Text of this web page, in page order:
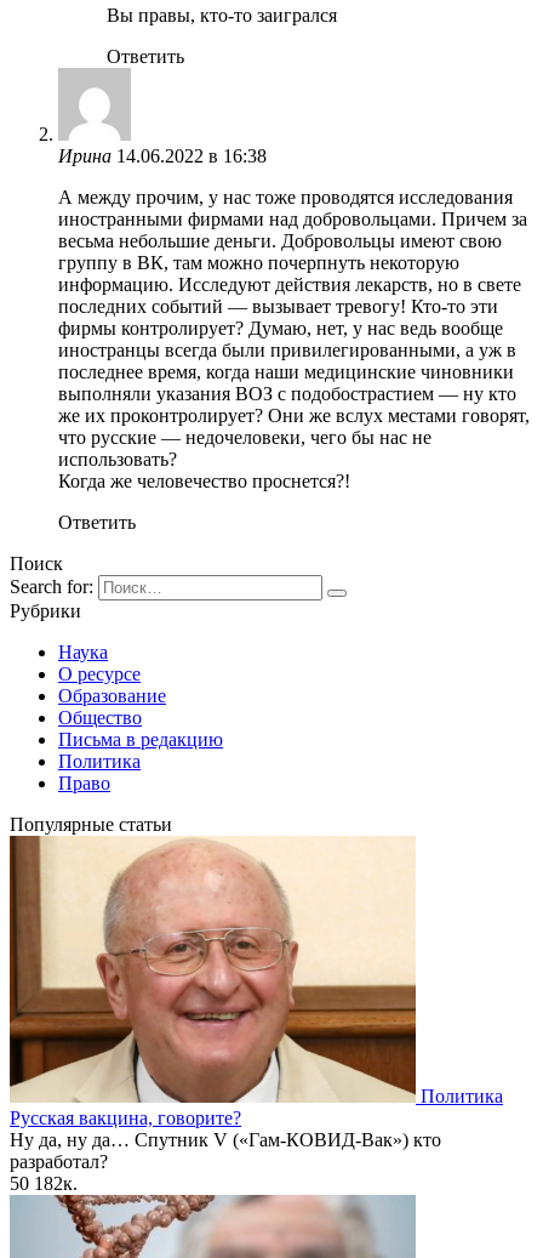
Вы правы, кто-то заигрался
Ответить
Ирина 14.06.2022 в 16:38
А между прочим, у нас тоже проводятся исследования
иностранными фирмами над добровольцами. Причем за
весьма небольшие деньги. Добровольцы имеют свою
группу в ВК, там можно почерпнуть некоторую
информацию. Исследуют действия лекарств, но в свете
последних событий — вызывает тревогу! Кто-то эти
фирмы контролирует? Думаю, нет, у нас ведь вообще
иностранцы всегда были привилегированными, а уж в
последнее время, когда наши медицинские чиновники
выполняли указания ВОЗ с подобострастием — ну кто
же их проконтролирует? Они же вслух местами говорят,
что русские — недочеловеки, чего бы нас не
использовать?
Когда же человечество проснется?!
Ответить
Поиск
Search for:
Рубрики
Наука
О ресурсе
Образование
Общество
Письма в редакцию
Политика
Право
Популярные статьи
Политика
Русская вакцина, говорите?
Ну да, ну да… Спутник V («Гам-КОВИД-Вак») кто
разработал?
50 182к.